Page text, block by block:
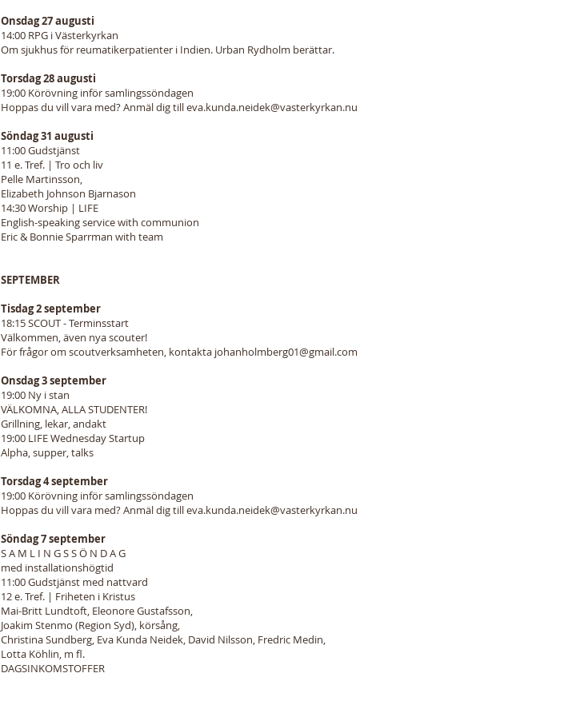
Onsdag 27 augusti
14:00 RPG i Västerkyrkan
Om sjukhus för reumatikerpatienter i Indien. Urban Rydholm berättar.
Torsdag 28 augusti
19:00 Körövning inför samlingssöndagen
Hoppas du vill vara med? Anmäl dig tilleva.kunda.neidek@vasterkyrkan.nu
Söndag 31 augusti
11:00 Gudstjänst
11 e. Tref. | Tro och liv
Pelle Martinsson,
Elizabeth Johnson Bjarnason
14:30 Worship | LIFE
English-speaking service with communion
Eric & Bonnie Sparrman with team
SEPTEMBER
Tisdag 2 september
18:15 SCOUT - Terminsstart
Välkommen, även nya scouter!
För frågor om scoutverksamheten, kontakta johanholmberg01@gmail.com
Onsdag 3 september
19:00 Ny i stan
VÄLKOMNA, ALLA STUDENTER!
Grillning, lekar, andakt
19:00 LIFE Wednesday Startup
Alpha, supper, talks
Torsdag 4 september
19:00 Körövning inför samlingssöndagen
Hoppas du vill vara med? Anmäl dig tilleva.kunda.neidek@vasterkyrkan.nu
Söndag 7 september
S A M L I N G S S Ö N D A G
med installationshögtid
11:00 Gudstjänst med nattvard
12 e. Tref. | Friheten i Kristus
Mai-Britt Lundtoft, Eleonore Gustafsson,
Joakim Stenmo (Region Syd), körsång,
Christina Sundberg, Eva Kunda Neidek, David Nilsson, Fredric Medin,
Lotta Köhlin, m fl.
DAGSINKOMSTOFFER